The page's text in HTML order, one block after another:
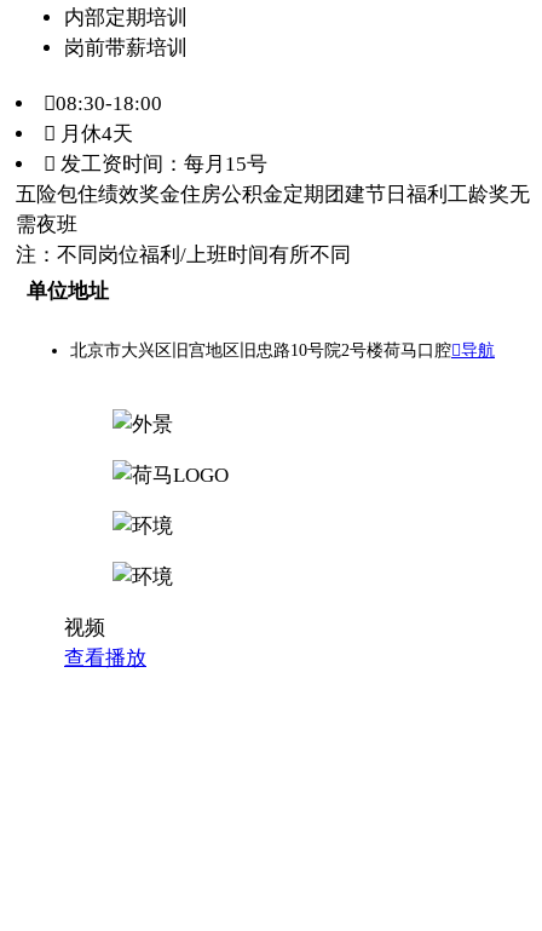
内部定期培训
岗前带薪培训
08:30-18:00
 月休4天
 发工资时间：每月15号
五险包住绩效奖金住房公积金定期团建节日福利 工龄奖无
需夜班
注：不同岗位福利/上班时间有所不同
单位地址
北京市大兴区旧宫地区旧忠路10号院2号楼荷马口腔导航
视频
查看播放